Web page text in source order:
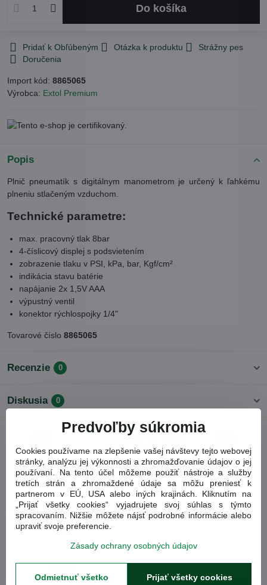
Do košíka
Pridať k Obľúbeným Otázka k produktu
Strážny pes
Doručenia
Import kód: 8865065
Výrobca: Extol Premium
Popis
Plnič pneumatík s digitálnym manometrom je určený k ľahkému
plneniu stlačeným vzduchom.
Technické parametre:
max. pracovný tlak 8bar
4-číslicový displej s podsvietením
zobrazenie tlaku v PSI, kPa, bar, Kgf/cm²
indikácia stavu batérie
napájanie 2x 1,5V AAA
výpustný ventil
konektor rýchlospojky 1/4"
Tovarové číslo 8865065
Recenzie 0
Diskusia 0
mail
Predchádzajúci
produkt
Nasledujúci produkt
Obľúbené produkty
Striekacia pištoľ s nádobkou zhora EXTOL
Predvoľby súkromia
Cookies používame na zlepšenie vašej návštevy tejto webovej
stránky, analýzu jej výkonnosti a zhromažďovanie údajov o jej
používaní. Na tento účel môžeme použiť nástroje a služby
tretích strán a zhromaždené údaje sa môžu preniesť k
partnerom v EÚ, USA alebo iných krajinách. Kliknutím na
„Prijať všetky cookies“ vyjadrujete svoj súhlas s týmto
spracovaním. Nižšie môžete nájsť podrobné informácie alebo
upraviť svoje preferencie.
Zásady ochrany osobných údajov
Prijať všetky cookies
Odmietnuť všetko